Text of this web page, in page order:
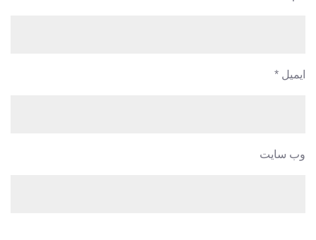
ایمیل *
وب‌ سایت